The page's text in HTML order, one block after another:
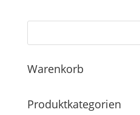
Warenkorb
Produktkategorien